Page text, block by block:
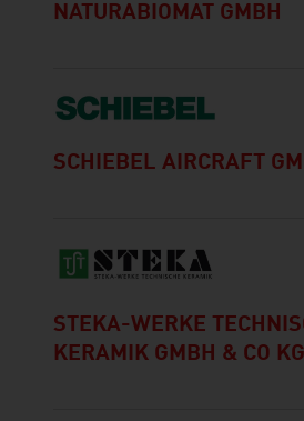
NATURABIOMAT GMBH
SCHIEBEL AIRCRAFT
STEKA-WERKE
KERAMIK GMBH & CO KG